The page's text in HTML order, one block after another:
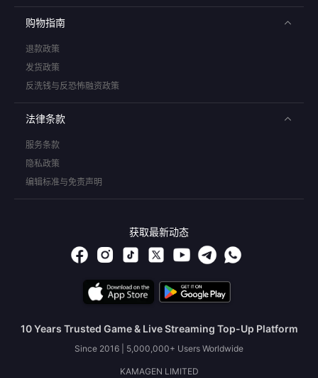
购物指南
退款政策
发货政策
反洗钱与反恐怖融资政策
法律条款
服务条款
隐私政策
编辑标准与免责声明
获取最新动态
10 Years Trusted Game & Live Streaming Top-Up Platform
Since 2016 | 5,000,000+ Users Worldwide
KAMAGEN LIMITED